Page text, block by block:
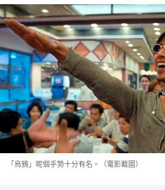
「烏鴉」呢個手勢十分有名。（電影截圖）